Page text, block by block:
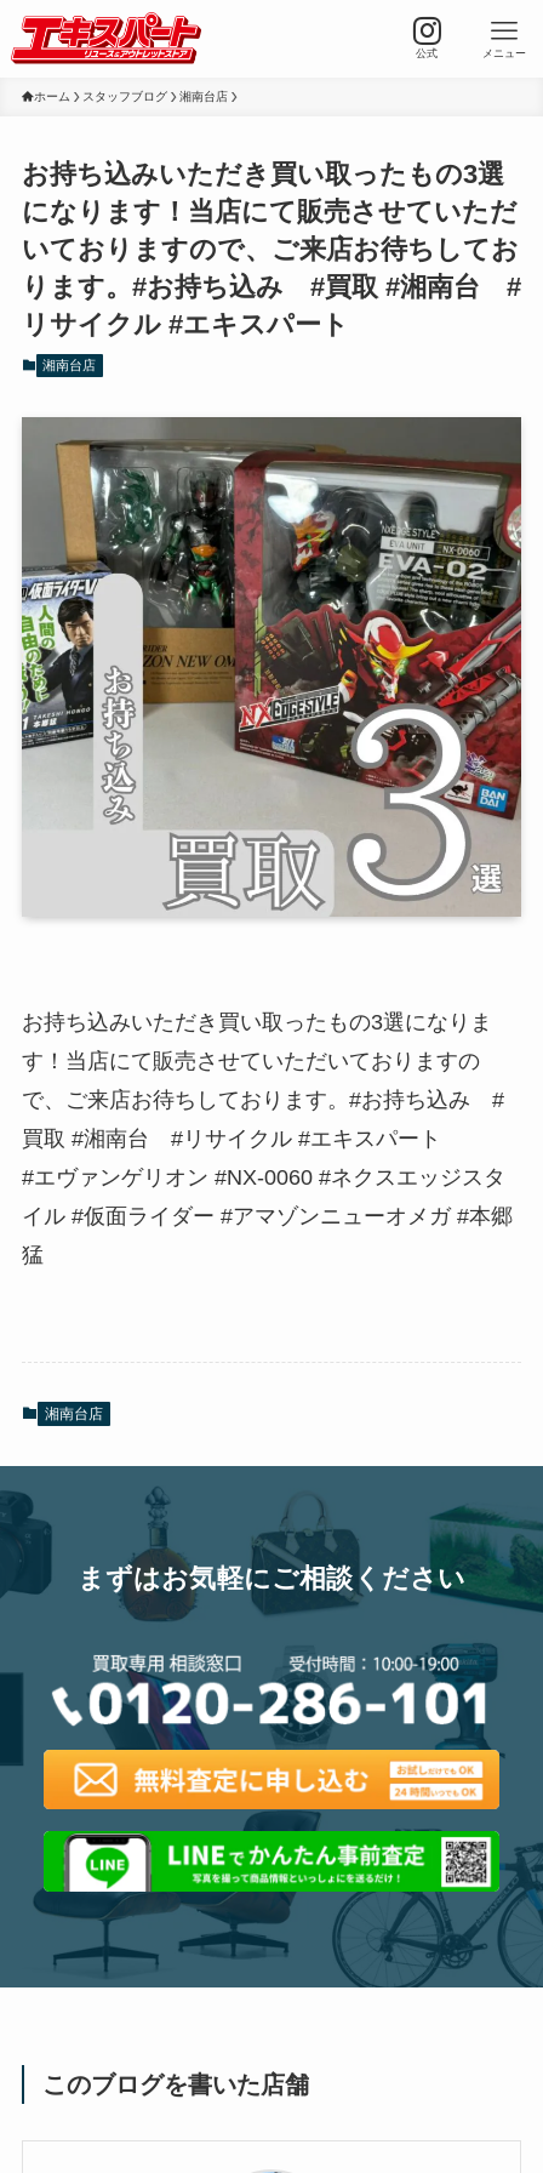
公式 メニュー
ホーム スタッフブログ 湘南台店
お持ち込みいただき買い取ったもの3選
になります！当店にて販売させていただ
いておりますので、ご来店お待ちしてお
ります。#お持ち込み #買取 #湘南台 #
リサイクル #エキスパート
湘南台店
お持ち込みいただき買い取ったもの3選になりま
す！当店にて販売させていただいておりますの
で、ご来店お待ちしております。#お持ち込み #
買取 #湘南台 #リサイクル #エキスパート
#エヴァンゲリオン #NX-0060 #ネクスエッジスタ
イル #仮面ライダー #アマゾンニューオメガ #本郷
猛
湘南台店
まずはお気軽にご相談ください
このブログを書いた店舗